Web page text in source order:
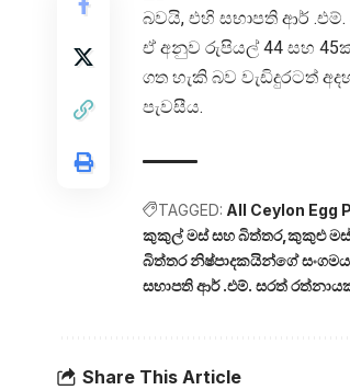
බවයි, එහි සභාපති ආර්
ඒ අනුව රුපියල් 44 සහ
ගත හැකි බව වැඩිදුරටත්
පැවසීය.
TAGGED: All Ceylon Egg
කුකුල් මස් සහ බිත්තර කුකුළු
බිත්තර නිෂ්පාදකයින්ගේ සංගමය
සභාපති ආර් .එම්. සරත්
Share This Article